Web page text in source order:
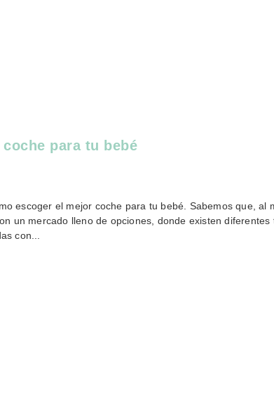
para tu bebé
escoger el mejor coche para tu bebé. Sabemos que, al
un mercado lleno de opciones, donde existen diferentes
con...